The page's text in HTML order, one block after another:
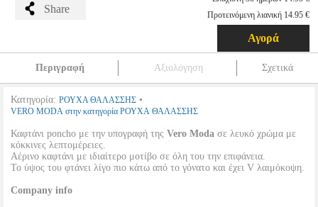
Share
Προτεινόμενη λιανική 14.95 €
Αγορά
Περιγραφή Αξιολόγηση Σχετικά
Κατηγορία: ΡΟΥΧΑ ΘΑΛΑΣΣΗΣ •
VERO MODA στην κατηγορία ΡΟΥΧΑ ΘΑΛΑΣΣΗΣ
Καφτάνι poncho με την υπογραφή της Vero Moda σε λευκό χρώμα με
κόκκινες λεπτομέρειες.
Αέρινο καφτάνι με ιδιαίτερο μοτίβο σε όλη του την επιφάνεια.
Το ύψος του φτάνει λίγο πιο κάτω από το γόνατο και έχει V λαιμόκοψη.
Company info